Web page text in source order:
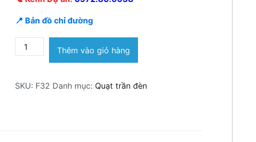
📍 Bản đồ chỉ đường
Quạt
trần
F32
Thêm vào giỏ hàng
SKU: F32 Danh mục: Quạt trần đèn